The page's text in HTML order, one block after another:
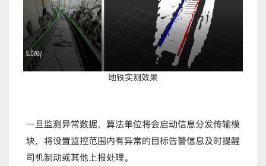
地铁实测效果
一旦监测异常数据，算法单位将会启动信息分发传输模
块，将设置监控范围内有异常的目标告警信息及时提醒
司机制动或其他上报处理。